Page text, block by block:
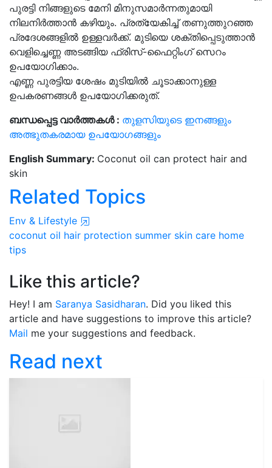
പുരട്ടി നിങ്ങളുടെ മേനി മിനുസമാർന്നതുമായി
നിലനിർത്താൻ കഴിയും. പ്രത്യേകിച്ച് തണുത്തുറഞ്ഞ
പ്രദേശങ്ങളിൽ ഉള്ളവർക്ക്. മുടിയെ ശക്തിപ്പെടുത്താൻ
വെളിച്ചെണ്ണ അടങ്ങിയ ഫ്രിസ്-ഫൈറ്റിംഗ് സെറം
ഉപയോഗിക്കാം.
എണ്ണ പുരട്ടിയ ശേഷം മുടിയിൽ ചൂടാക്കാനുള്ള
ഉപകരണങ്ങൾ ഉപയോഗിക്കരുത്.
ബന്ധപ്പെട്ട വാർത്തകൾ : തുളസിയുടെ ഇനങ്ങളും
അത്ഭുതകരമായ ഉപയോഗങ്ങളും
English Summary: Coconut oil can protect hair and
skin
Related Topics
Env & Lifestyle
coconut oil hair protection summer skin care home
tips
Like this article?
Hey! I am Saranya Sasidharan. Did you liked this
article and have suggestions to improve this article?
Mail me your suggestions and feedback.
Read next